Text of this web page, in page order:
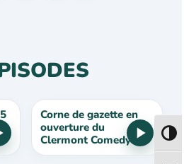
Corne de gazette en
ouverture du
Clermont Comedy
Club #8